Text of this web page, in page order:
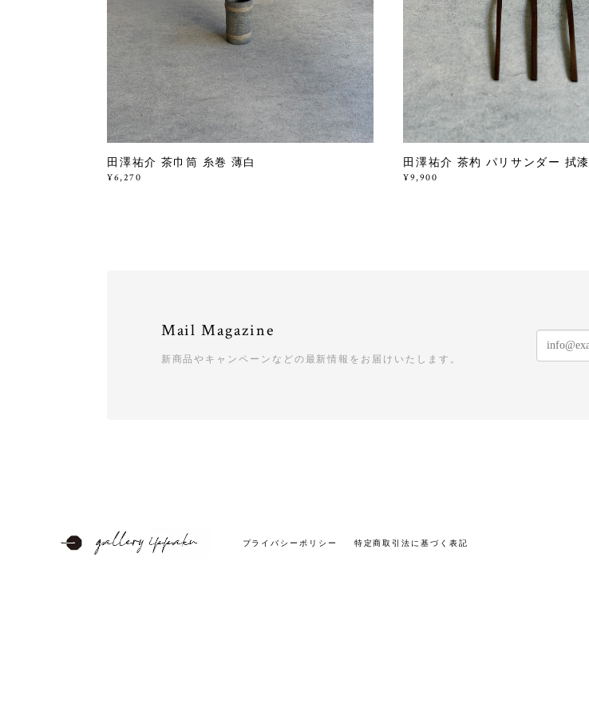
田澤祐介 茶巾筒 糸巻 薄白
¥6,270
田澤祐介 茶杓 パリサンダー 拭漆
¥9,900
Mail Magazine
新商品やキャンペーンなどの最新情報をお届けいたします。
プライバシーポリシー 特定商取引法に基づく表記